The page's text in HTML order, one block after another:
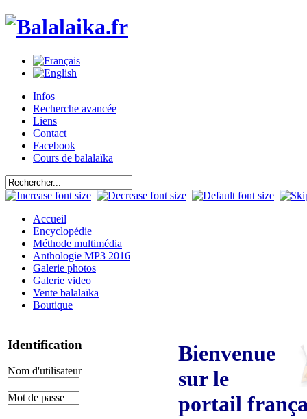
Infos
Recherche avancée
Liens
Contact
Facebook
Cours de balalaïka
Accueil
Encyclopédie
Méthode multimédia
Anthologie MP3 2016
Galerie photos
Galerie video
Vente balalaïka
Boutique
Identification
Nom d'utilisateur
Mot de passe
Bienvenue
sur le
portail